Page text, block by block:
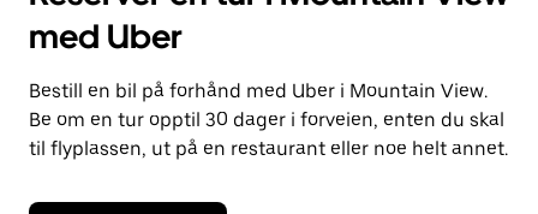
med Uber
Bestill en bil på forhånd med Uber i Mountain View.
Be om en tur opptil 30 dager i forveien, enten du skal
til flyplassen, ut på en restaurant eller noe helt annet.